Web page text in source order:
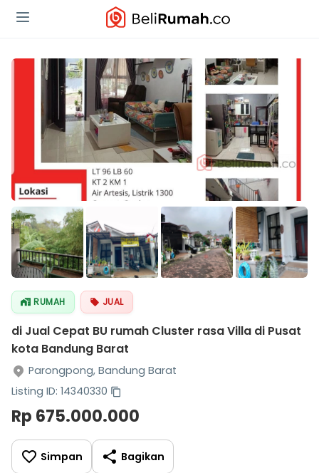
RUMAH JUAL
di Jual Cepat BU rumah Cluster rasa Villa di Pusat
kota Bandung Barat
Parongpong, Bandung Barat
Listing ID: 14340330
Rp 675.000.000
Simpan Bagikan